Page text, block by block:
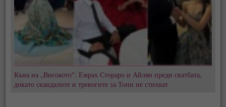
Къна на „Високото": Емрах Стораро и Айлян преди сватбата,
докато скандалите и тревогите за Тони не стихват